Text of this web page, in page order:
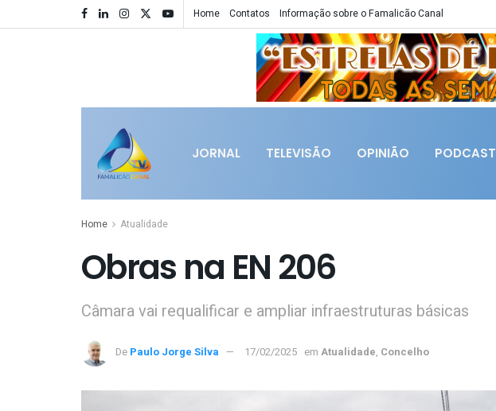
Home Contatos Informação sobre o Famalicão Canal
JORNAL TELEVISÃO OPINIÃO PODCAST
Home Atualidade
Obras na EN 206
Câmara vai requalificar e ampliar infraestruturas básicas
De Paulo Jorge Silva 17/02/2025 em Atualidade, Concelho